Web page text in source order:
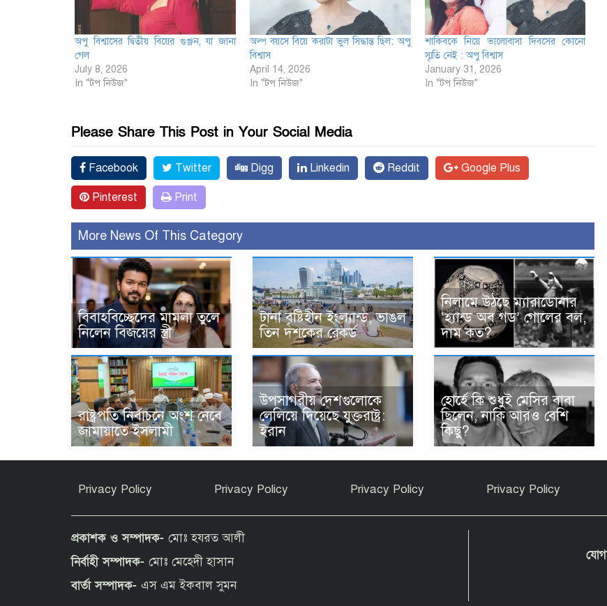
অপু বিশ্বাসের দ্বিতীয় বিয়ের গুঞ্জন, যা জানা
গেল
July 8, 2026
In "টপ নিউজ"
অল্প বয়সে বিয়ে করাটা ভুল সিদ্ধান্ত ছিল: অপু
বিশ্বাস
April 14, 2026
In "টপ নিউজ"
শাকিবকে নিয়ে ভালোবাসা দিবসের কোনো
স্মৃতি নেই : অপু বিশ্বাস
January 31, 2026
In "টপ নিউজ"
Please Share This Post in Your Social Media
Facebook Twitter Digg Linkedin Reddit Google Plus
Pinterest Print
More News Of This Category
বিবাহবিচ্ছেদের মামলা তুলে
নিলেন বিজয়ের স্ত্রী
টানা বৃষ্টিহীন ইংল্যান্ড, ভাঙল
তিন দশকের রেকর্ড
নিলামে উঠছে ম্যারাডোনার
‘হ্যান্ড অব গড’ গোলের বল,
দাম কত?
রাষ্ট্রপতি নির্বাচনে অংশ নেবে
জামায়াতে ইসলামী
উপসাগরীয় দেশগুলোকে
লেলিয়ে দিয়েছে যুক্তরাষ্ট্র:
ইরান
হোর্হে কি শুধুই মেসির বাবা
ছিলেন, নাকি আরও বেশি
কিছু?
Privacy Policy Privacy Policy Privacy Policy Privacy Policy
প্রকাশক ও সম্পাদক- মোঃ হযরত আলী
নির্বাহী সম্পাদক- মোঃ মেহেদী হাসান
বার্তা সম্পাদক- এস এম ইকবাল সুমন